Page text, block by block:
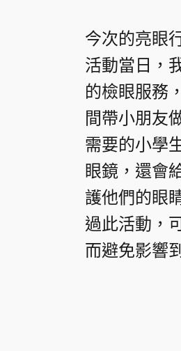
今次的亮眼
活動當日，
的檢眼服務
間帶小朋友
需要的小學
眼鏡，還會
護他們的眼
過此活動，
而避免影響